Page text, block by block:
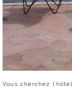
Vous cherchez